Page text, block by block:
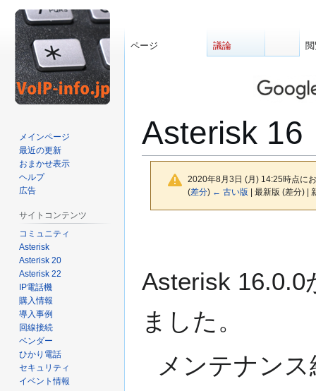
Asterisk 16
2020年8月3日 (月) 14:25時点に
(差分) ← 古い版 | 最新版 (差分) |
ー
シ
ン
移
動
Asterisk 16.0.0
ました。
メンテナン
ページ 議論
メインページ
最近の更新
おまかせ表示
ヘルプ
広告
サイトコンテンツ
コミュニティ
Asterisk
Asterisk 20
Asterisk 22
IP電話機
購入情報
導入事例
回線接続
ベンダー
ひかり電話
セキュリティ
イベント情報